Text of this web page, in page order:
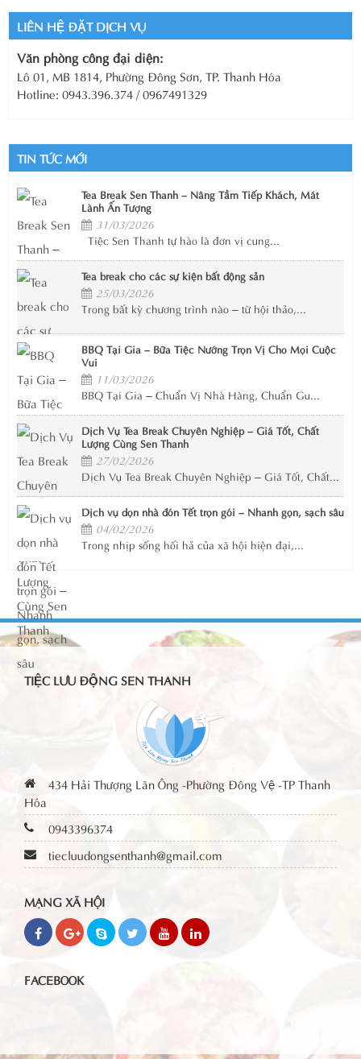
LIÊN HỆ ĐẶT DỊCH VỤ
Văn phòng công đại diện:
Lô 01, MB 1814, Phường Đông Sơn, TP. Thanh Hóa
Hotline: 0943.396.374 / 0967491329
TIN TỨC MỚI
Tea Break Sen Thanh – Nâng Tầm Tiếp Khách, Mát
Lành Ấn Tượng
31/03/2026
Tiệc Sen Thanh tự hào là đơn vị cung...
Tea break cho các sự kiện bất động sản
25/03/2026
Trong bất kỳ chương trình nào – từ hội thảo,...
BBQ Tại Gia – Bữa Tiệc Nướng Trọn Vị Cho Mọi Cuộc
Vui
11/03/2026
BBQ Tại Gia – Chuẩn Vị Nhà Hàng, Chuẩn Gu...
Dịch Vụ Tea Break Chuyên Nghiệp – Giá Tốt, Chất
Lượng Cùng Sen Thanh
27/02/2026
Dịch Vụ Tea Break Chuyên Nghiệp – Giá Tốt, Chất...
Dịch vụ dọn nhà đón Tết trọn gói – Nhanh gọn, sạch sâu
04/02/2026
Trong nhịp sống hối hả của xã hội hiện đại,...
TIỆC LƯU ĐỘNG SEN THANH
434 Hải Thượng Lãn Ông -Phường Đông Vệ -TP Thanh
Hóa
0943396374
tiecluudongsenthanh@gmail.com
MẠNG XÃ HỘI
FACEBOOK